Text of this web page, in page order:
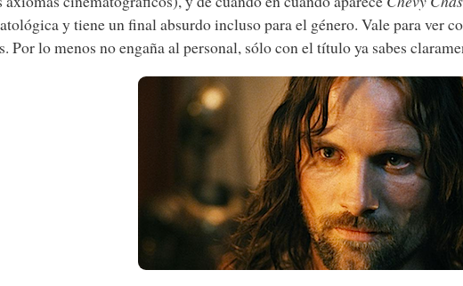
y tiene un final absurdo incluso para el género. Vale para ver
Por lo menos no engaña al personal, sólo con el título ya sabes